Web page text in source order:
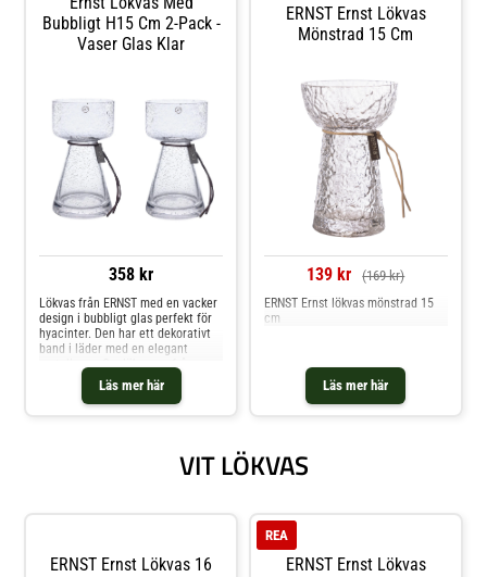
Bubbligt H15 Cm 2-Pack -
Vaser Glas Klar
358 kr
Läs mer här
Lökvas från ERNST med en vacker
design i bubbligt glas perfekt för
hyacinter. Den har ett dekorativt
band i läder med en elegant
metallogga.Om lökvasen från
ERNST- Gjord av glas.- Lökvasen
finns i olika storlekar.- Dekorativt
band med en platta med en
ERNST Ernst Lökvas
Mönstrad 15 Cm
139 kr (169 kr)
Läs mer här
ERNST Ernst lökvas mönstrad 15
cm
VIT LÖKVAS
ERNST Ernst Lökvas 16
ERNST Ernst Lökvas
REA